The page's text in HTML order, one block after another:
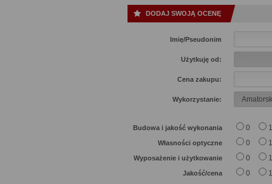
DODAJ SWOJĄ OCENĘ
Imię/Pseudonim
Użytkuję od:
Cena zakupu:
Wykorzystanie:
Budowa i jakość wykonania 0 1
Własności optyczne 0 1
Wyposażenie i użytkowanie 0 1
Jakość/cena 0 1